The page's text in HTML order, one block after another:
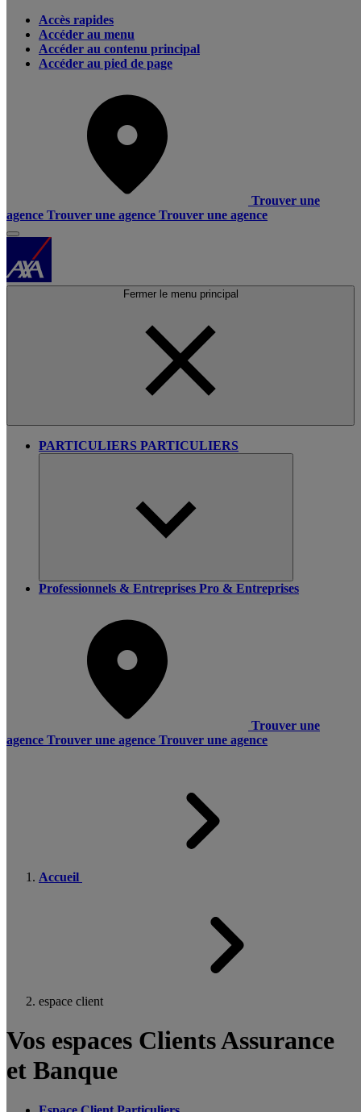
Accès rapides
Accéder au menu
Accéder au contenu principal
Accéder au pied de page
Trouver une
agence Trouver une agence Trouver une agence
Fermer le menu principal
PARTICULIERS PARTICULIERS
Professionnels & Entreprises Pro & Entreprises
Trouver une
agence Trouver une agence Trouver une agence
Accueil
espace client
Vos espaces Clients Assurance
et Banque